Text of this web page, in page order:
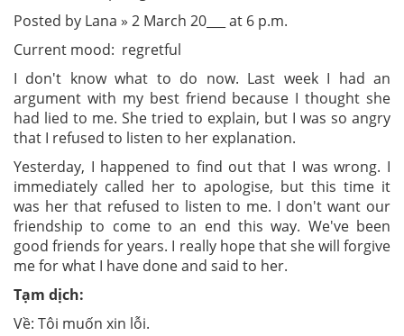
Posted by Lana » 2 March 20___ at 6 p.m.
Current mood: regretful
I don't know what to do now. Last week I had an
argument with my best friend because I thought she
had lied to me. She tried to explain, but I was so angry
that I refused to listen to her explanation.
Yesterday, I happened to find out that I was wrong. I
immediately called her to apologise, but this time it
was her that refused to listen to me. I don't want our
friendship to come to an end this way. We've been
good friends for years. I really hope that she will forgive
me for what I have done and said to her.
Tạm dịch:
Về: Tôi muốn xin lỗi.